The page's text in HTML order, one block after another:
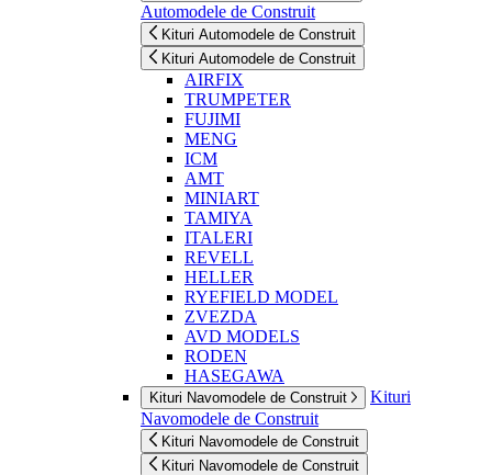
Automodele de Construit
Kituri Automodele de Construit
Kituri Automodele de Construit
AIRFIX
TRUMPETER
FUJIMI
MENG
ICM
AMT
MINIART
TAMIYA
ITALERI
REVELL
HELLER
RYEFIELD MODEL
ZVEZDA
AVD MODELS
RODEN
HASEGAWA
Kituri Navomodele de Construit
Kituri
Navomodele de Construit
Kituri Navomodele de Construit
Kituri Navomodele de Construit